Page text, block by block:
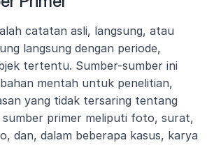
catatan asli, langsung, atau
langsung dengan periode,
tertentu. Sumber-sumber ini
mentah untuk penelitian,
yang tidak tersaring tentang
sumber primer meliputi foto, surat,
dan, dalam beberapa kasus, karya